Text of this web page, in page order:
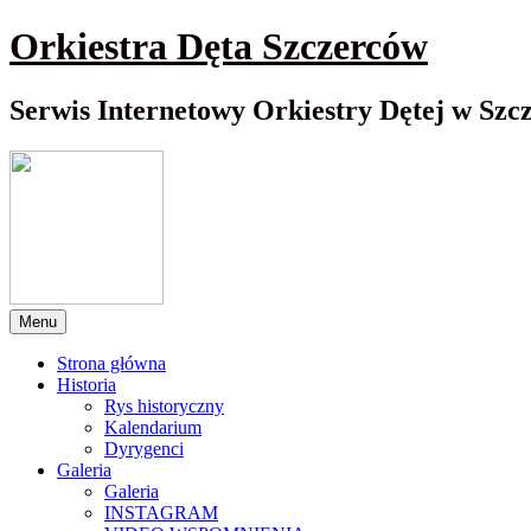
Przewiń
do
Orkiestra Dęta Szczerców
Serwis Internetowy Orkiestry Dętej w
Menu
Strona główna
Historia
Rys historyczny
Kalendarium
Dyrygenci
Galeria
Galeria
INSTAGRAM